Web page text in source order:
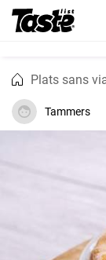
Plats sans
Tammers